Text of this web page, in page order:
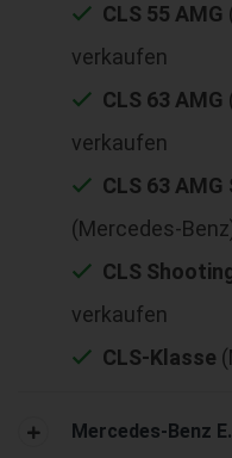
CLS 55 AMG
verkaufen
CLS 63 AMG
verkaufen
CLS 63
(Mercedes-
CLS
verkaufen
CLS-Klasse
Mercedes-Benz